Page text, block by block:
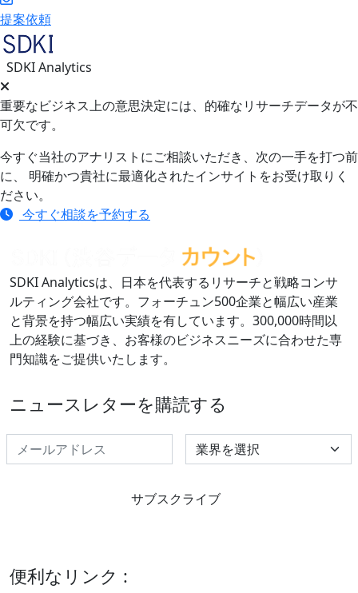
提案依頼
SDKI Analytics
重要なビジネス上の意思決定には、的確なリサーチデータが不
可欠です。
今すぐ当社のアナリストにご相談いただき、次の一手を打つ前
に、 明確かつ貴社に最適化されたインサイトをお受け取りく
ださい。
今すぐ相談を予約する
SDKI Analyticsは、日本を代表するリサーチと戦略コンサ
ルティング会社です。フォーチュン500企業と幅広い産業
と背景を持つ幅広い実績を有しています。300,000時間以
上の経験に基づき、お客様のビジネスニーズに合わせた専
門知識をご提供いたします。
ニュースレターを購読する
Select Industry
サブスクライブ
便利なリンク :